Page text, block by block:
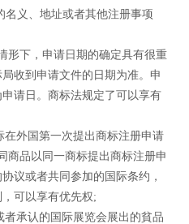
名义、地址或者其他注册事项
下，申请日期的确定具有很重
收到申请文件的日期为准。申
请日。商标法规定了可以享有
外国第一次提出商标注册申请
商品以同一商标提出商标注册申
议或者共同参加的国际条约，
可以享有优先权;
承认的国际展览会展出的貧品